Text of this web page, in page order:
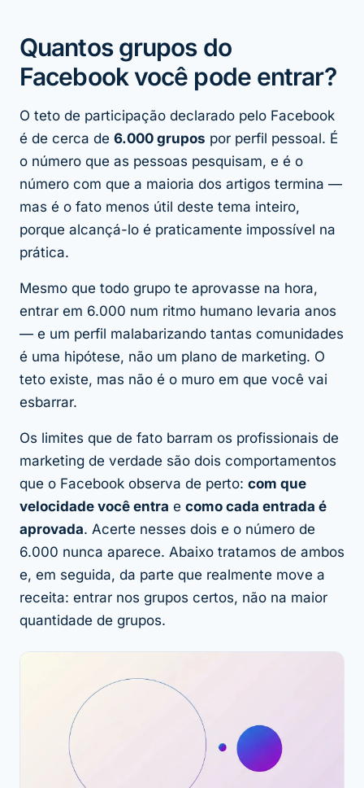
Quantos grupos do
Facebook você pode entrar?
O teto de participação declarado pelo Facebook
é de cerca de 6.000 grupos por perfil pessoal. É
o número que as pessoas pesquisam, e é o
número com que a maioria dos artigos termina —
mas é o fato menos útil deste tema inteiro,
porque alcançá-lo é praticamente impossível na
prática.
Mesmo que todo grupo te aprovasse na hora,
entrar em 6.000 num ritmo humano levaria anos
— e um perfil malabarizando tantas comunidades
é uma hipótese, não um plano de marketing. O
teto existe, mas não é o muro em que você vai
esbarrar.
Os limites que de fato barram os profissionais de
marketing de verdade são dois comportamentos
que o Facebook observa de perto: com que
velocidade você entra e como cada entrada é
aprovada. Acerte nesses dois e o número de
6.000 nunca aparece. Abaixo tratamos de ambos
e, em seguida, da parte que realmente move a
receita: entrar nos grupos certos, não na maior
quantidade de grupos.